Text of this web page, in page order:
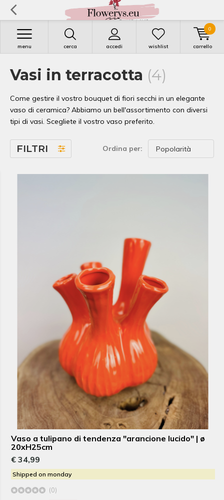
cerca accedi
menu wishlist carrello
0
Vasi in terracotta (4)
Come gestire il vostro bouquet di fiori secchi in un elegante
vaso di ceramica? Abbiamo un bell'assortimento con diversi
tipi di vasi. Scegliete il vostro vaso preferito.
FILTRI Ordina per:
Vaso a tulipano di tendenza "arancione lucido" | ø
20xH25cm
€ 34,99
Shipped on monday
(0)